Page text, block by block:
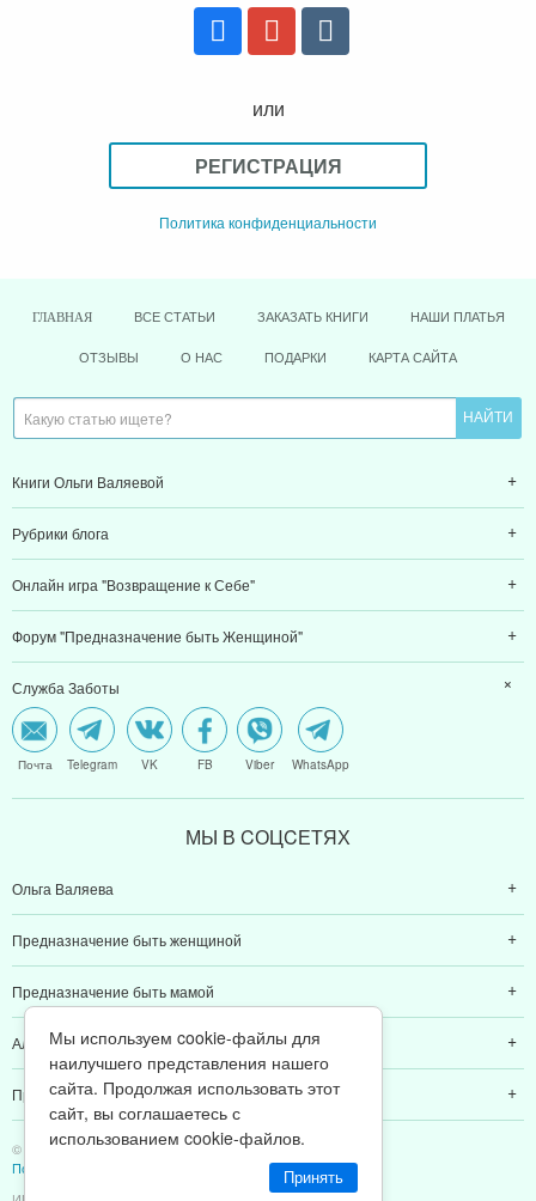
или
РЕГИСТРАЦИЯ
Политика конфиденциальности
ГЛАВНАЯ ВСЕ СТАТЬИ ЗАКАЗАТЬ КНИГИ НАШИ ПЛАТЬЯ
ОТЗЫВЫ О НАС ПОДАРКИ КАРТА САЙТА
Книги Ольги Валяевой
Рубрики блога
Онлайн игра "Возвращение к Себе"
Форум "Предназначение быть Женщиной"
Служба Заботы
Почта Telegram VK FB Viber WhatsApp
МЫ В CОЦCЕТЯХ
Ольга Валяева
Предназначение быть женщиной
Предназначение быть мамой
Алексей Валяев
Предназначение быть папой
© 2011-2026 Предназначение быть Женщиной
Политика конфиденциальности
Мы используем cookie-файлы для
наилучшего представления нашего
сайта. Продолжая использовать этот
сайт, вы соглашаетесь с
использованием cookie-файлов.
Принять